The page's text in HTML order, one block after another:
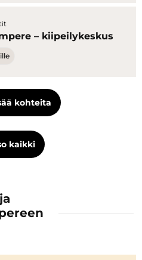
– kiipeilykeskus
kohteita
kaikki